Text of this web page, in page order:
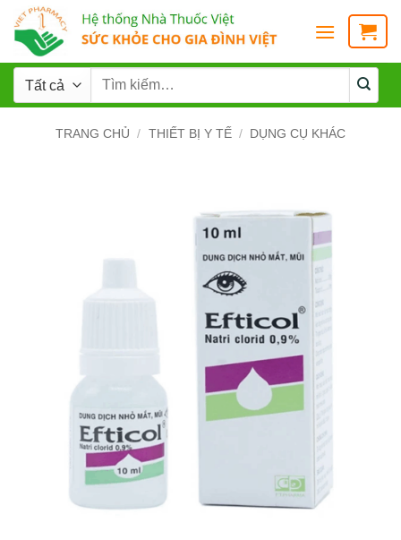
TRANG CHỦ / THIẾT BỊ Y TẾ / DỤNG CỤ KHÁC